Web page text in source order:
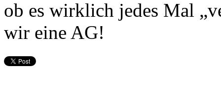
ob es wirklich jedes Mal
wir eine AG!